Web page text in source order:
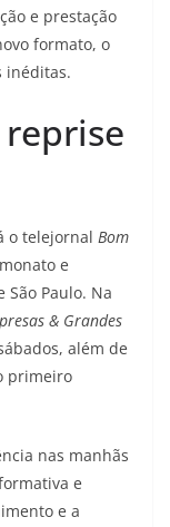
e prestação
formato, o
inéditas.
o telejornal Bom
e
Paulo. Na
& Grandes
além de
primeiro
nas manhãs
e
e a